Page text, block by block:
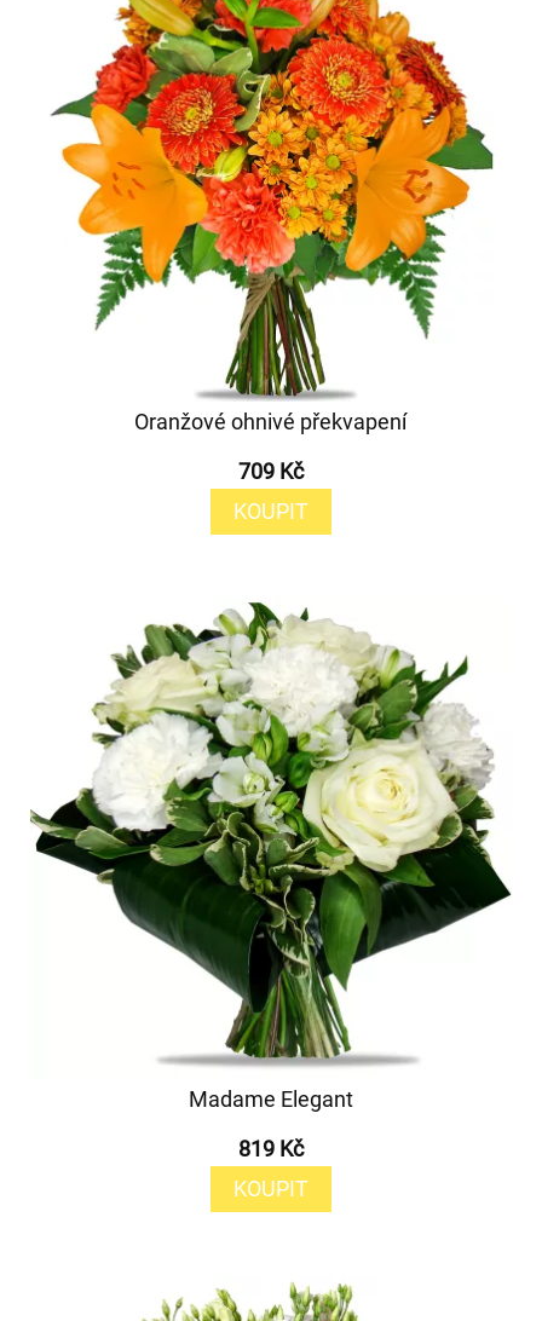
Oranžové ohnivé překvapení
709 Kč
KOUPIT
Madame Elegant
819 Kč
KOUPIT